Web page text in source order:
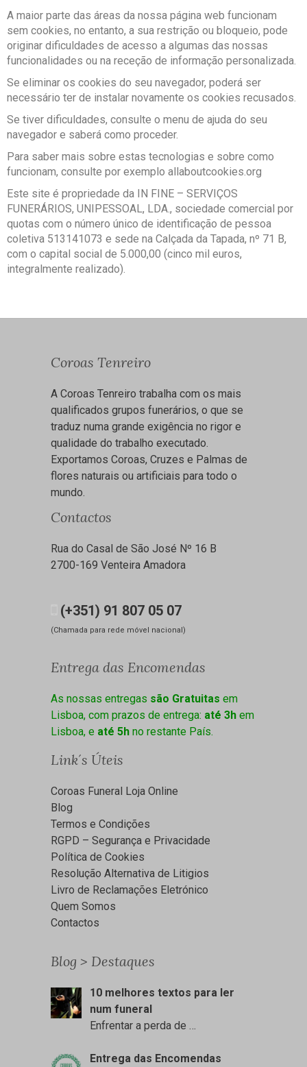
A maior parte das áreas da nossa página web funcionam
sem cookies, no entanto, a sua restrição ou bloqueio, pode
originar dificuldades de acesso a algumas das nossas
funcionalidades ou na receção de informação personalizada.
Se eliminar os cookies do seu navegador, poderá ser
necessário ter de instalar novamente os cookies recusados.
Se tiver dificuldades, consulte o menu de ajuda do seu
navegador e saberá como proceder.
Para saber mais sobre estas tecnologias e sobre como
funcionam, consulte por exemplo allaboutcookies.org
Este site é propriedade da IN FINE – SERVIÇOS
FUNERÁRIOS, UNIPESSOAL, LDA., sociedade comercial por
quotas com o número único de identificação de pessoa
coletiva 513141073 e sede na Calçada da Tapada, nº 71 B,
com o capital social de 5.000,00 (cinco mil euros,
integralmente realizado).
Coroas Tenreiro
A Coroas Tenreiro trabalha com os mais
qualificados grupos funerários, o que se
traduz numa grande exigência no rigor e
qualidade do trabalho executado.
Exportamos Coroas, Cruzes e Palmas de
flores naturais ou artificiais para todo o
mundo.
Contactos
Rua do Casal de São José Nº 16 B
2700-169 Venteira Amadora
(+351) 91 807 05 07
(Chamada para rede móvel nacional)
Entrega das Encomendas
As nossas entregas são Gratuitas em
Lisboa, com prazos de entrega: até 3h em
Lisboa, e até 5h no restante País.
Link´s Úteis
Coroas Funeral Loja Online
Blog
Termos e Condições
RGPD – Segurança e Privacidade
Política de Cookies
Resolução Alternativa de Litigios
Livro de Reclamações Eletrónico
Quem Somos
Contactos
Blog > Destaques
10 melhores textos para ler
num funeral
Enfrentar a perda de
Entrega das Encomendas